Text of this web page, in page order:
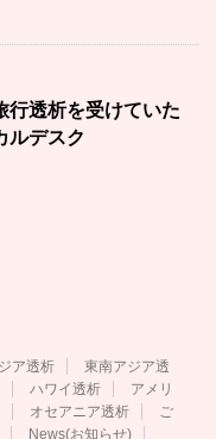
行透析を受けていた
ルデスク
ア透析
東南アジア透
ハワイ透析
アメリ
オセアニア透析
ご
News(お知らせ)